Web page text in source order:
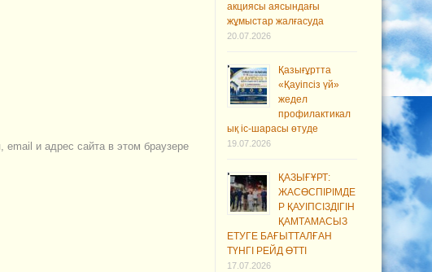
email и адрес сайта в этом браузере
акциясы аясындағы
жұмыстар жалғасуда
20.07.2026
Қазығұртта
«Қауіпсіз үй»
жедел
профилактикал
ық іс-шарасы өтуде
19.07.2026
ҚАЗЫҒҰРТ:
ЖАСӨСПІРІМДЕ
Р ҚАУІПСІЗДІГІН
ҚАМТАМАСЫЗ
ЕТУГЕ БАҒЫТТАЛҒАН
ТҮНГІ РЕЙД ӨТТІ
17.07.2026